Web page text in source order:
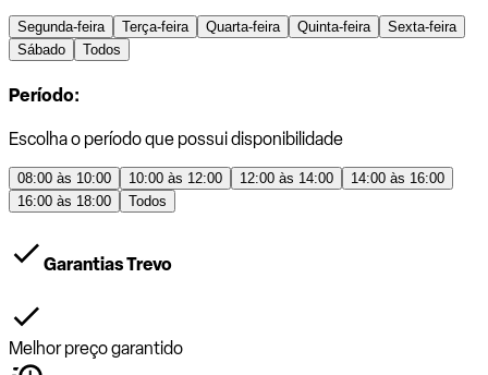
Segunda-feira Terça-feira Quarta-feira Quinta-feira
Sexta-feira
Sábado
Todos
Período:
Escolha o período que possui disponibilidade
08:00 às 10:00 10:00 às 12:00 12:00 às 14:00
14:00 às 16:00
16:00 às 18:00
Todos
Garantias Trevo
Melhor preço garantido